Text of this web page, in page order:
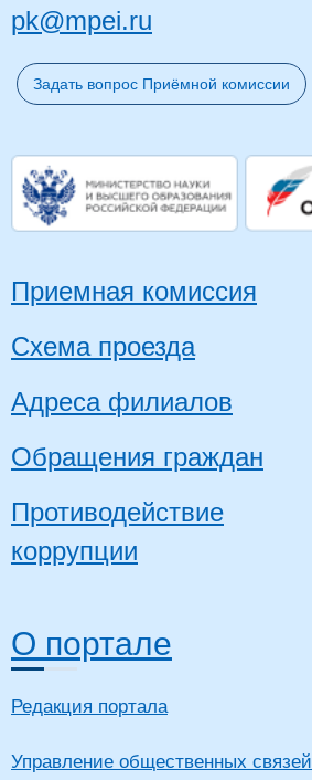
pk@mpei.ru
Задать вопрос Приёмной комиссии
Приемная комиссия
Схема проезда
Адреса филиалов
Обращения граждан
Противодействие
коррупции
О портале
Редакция портала
Управление общественных связей